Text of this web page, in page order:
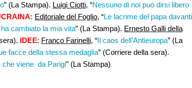
” (La Stampa). Luigi Ciotti, “Nessuno di noi può dirsi libero
Editoriale del Foglio, “Le lacrime del papa davanti
cambiato la mia vita” (La Stampa). Ernesto Galli della
IDEE: Franco Farinelli, “Il caos dell’Antieuropa” (La
facce della stessa medaglia” (Corriere della sera).
che viene da Parigi” (La Stampa)